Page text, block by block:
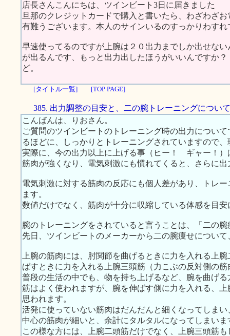
店長さんこんにちは、ツインビート3日に届きました
旦那のクレジットカードで購入と書いたら、わざわざ
有難うございます。本人のサインいるのすっかりわすれ
早速使ってるのですが上腕は２０出力までしか出せな
が出るんです、もっと出力出したほうがいいんですか
ど。
[タイトル一覧] [TOP PAGE]
385. 出力調整の目安と、二の腕トレーニングについて
こんばんは、りおさん。
ご質問のツインビートのトレーニング時の出力につい
るほどに、しっかりとトレーニングされていますので
実際に、今の出力以上に上げる事（ヒー！ ギャー！）
筋肉が強くなり、電気刺激にも慣れてくると、さらに
電気刺激に対する筋肉の反応にも個人差があり、トレ
ます。
数値だけでなく、筋肉が十分に収縮している体感を目
腕のトレーニングをされていると言うことは、「二の
先日、ツインビートのメーカーから二の腕痩せについ
上腕の筋肉には、肘関節を曲げるときに力を入れる上
ばすときに力を入れる上腕三頭筋（力こぶの反対側の
普段の生活の中でも、物を持ち上げるなど、腕を曲げ
筋はよく使われますが、腕を伸ばす側に力を入れる、
思われます。
活発に使っていない筋肉はだんだんと細くなってしま
中心の筋肉が細いと、余計にタルタルになってしまいま
この様な方には、上腕二頭筋だけでなく、上腕三頭筋